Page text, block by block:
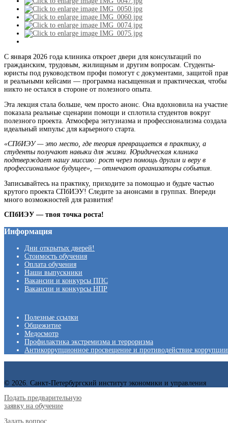
С января 2026 года клиника откроет двери для консультаций по
гражданским, трудовым, жилищным и другим вопросам. Студенты-
юристы под руководством профи помогут с документами, защитой
и реальными кейсами — программа насыщенная и практическая, чтобы
никто не остался в стороне от полезного опыта.
Эта лекция стала больше, чем просто анонс. Она вдохновила на
показала реальные сценарии помощи и сплотила студентов вокруг
полезного проекта. Атмосфера энтузиазма и профессионализма создала
идеальный импульс для карьерного старта.
«СПбИЭУ — это место, где теория превращается в практику, а
студенты получают навыки для жизни. Юридическая клиника
подтверждает нашу миссию: рост через помощь другим и веру в
профессиональное будущее», — отмечают организаторы события.
Записывайтесь на практику, приходите за помощью и будьте частью
крутого проекта СПбИЭУ! Следите за анонсами в группах. Впереди
много возможностей для развития!
СПбИЭУ — твоя точка роста!
Информация
Дни открытых дверей!
Стоимость обучения
Оплата обучения
Наши выпускники
Вакансии и конкурсы ППС
Вакансии и конкурсы НПР
Полезные ссылки
Общежитие
Медосмотр
Профилактика экстремизма и терроризма
Антикоррупционное просвещение и противодействие коррупции
© 2026. Санкт-Петербургский институт экономики и управления
Подать предварительную
заявку на обучение
Задать вопрос